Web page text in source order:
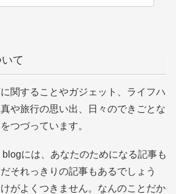
て
関することやガジェット、ライフハ
や旅行の思い出、日々のできごとな
つづっています。
には、あなたのためになる記事も
それっきりの記事もあるでしょう
がよくつきません。なんのことだか